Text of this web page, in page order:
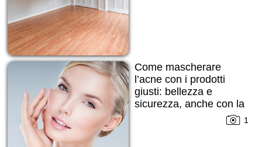
Come mascherare
l’acne con i prodotti
giusti: bellezza e
sicurezza, anche con la
1